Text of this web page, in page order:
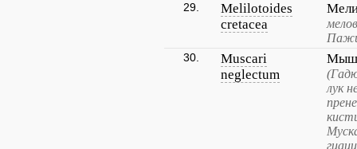
29.
Melilotoides
cretacea
30.
Muscari
neglectum
лук